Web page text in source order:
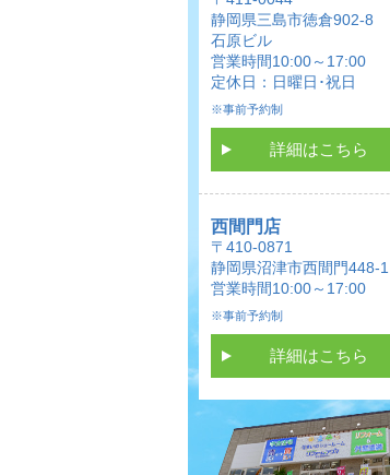
静岡県三島市徳倉902-8
石原ビル
営業時間10:00～17:00
定休日：日曜日･祝日
※事前予約制
詳細はこちら
西間門店
〒410-0871
静岡県沼津市西間門448-1
営業時間10:00～17:00
※事前予約制
詳細はこちら